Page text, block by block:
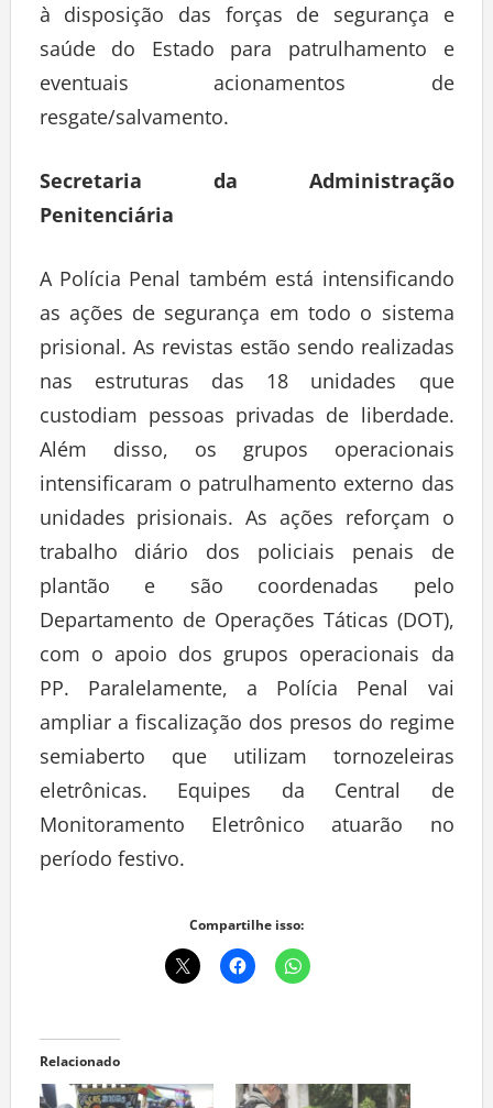
à disposição das forças de segurança e
saúde do Estado para patrulhamento e
eventuais acionamentos de
resgate/salvamento.
Secretaria da Administração
Penitenciária
A Polícia Penal também está intensificando
as ações de segurança em todo o sistema
prisional. As revistas estão sendo realizadas
nas estruturas das 18 unidades que
custodiam pessoas privadas de liberdade.
Além disso, os grupos operacionais
intensificaram o patrulhamento externo das
unidades prisionais. As ações reforçam o
trabalho diário dos policiais penais de
plantão e são coordenadas pelo
Departamento de Operações Táticas (DOT),
com o apoio dos grupos operacionais da
PP. Paralelamente, a Polícia Penal vai
ampliar a fiscalização dos presos do regime
semiaberto que utilizam tornozeleiras
eletrônicas. Equipes da Central de
Monitoramento Eletrônico atuarão no
período festivo.
Compartilhe isso:
Relacionado